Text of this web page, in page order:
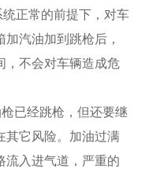
正常的前提下，对车
汽油加到跳枪后，
，不会对车辆造成危
已经跳枪，但还要继
其它风险。加油过满
流入进气道，严重的